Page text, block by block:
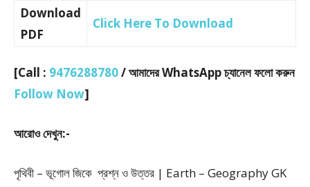
Download
PDF
Click Here To Download
[Call : 9476288780/ আমাদের WhatsApp চ্যানেল ফলো করুন
Follow Now]
আরোও দেখুন:-
পৃথিবী – ভূগোল জিকে প্রশ্ন ও উত্তর | Earth – Geography GK